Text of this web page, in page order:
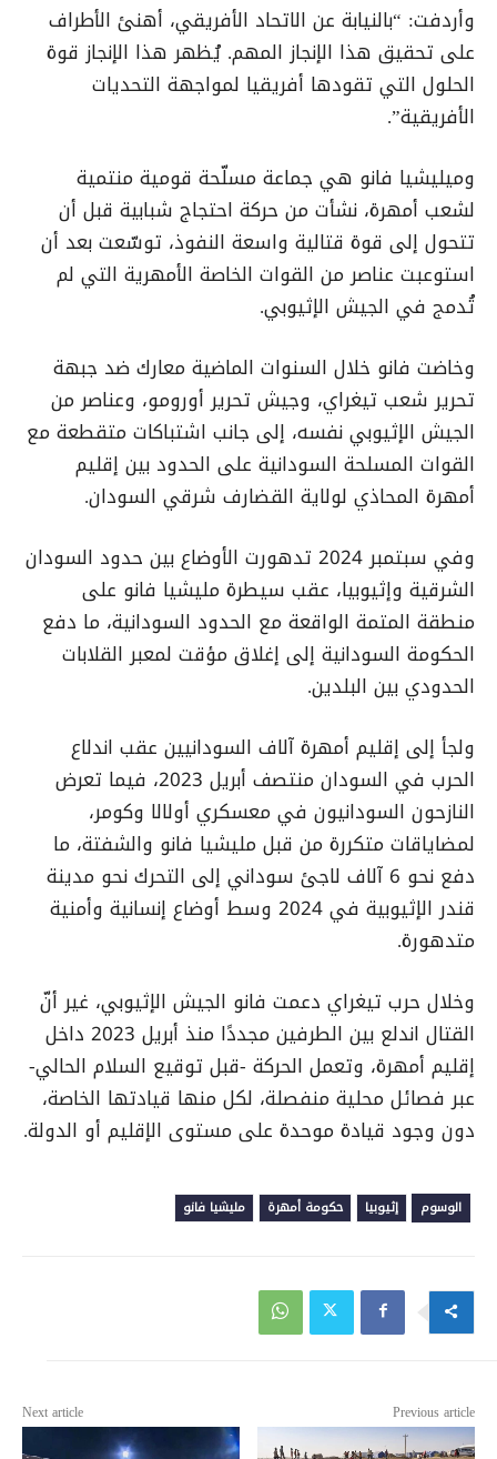
وأردفت: “بالنيابة عن الاتحاد الأفريقي، أهنئ الأطراف
على تحقيق هذا الإنجاز المهم. يُظهر هذا الإنجاز قوة
الحلول التي تقودها أفريقيا لمواجهة التحديات
الأفريقية”.
وميليشيا فانو هي جماعة مسلّحة قومية منتمية
لشعب أمهرة، نشأت من حركة احتجاج شبابية قبل أن
تتحول إلى قوة قتالية واسعة النفوذ، توسّعت بعد أن
استوعبت عناصر من القوات الخاصة الأمهرية التي لم
تُدمج في الجيش الإثيوبي.
وخاضت فانو خلال السنوات الماضية معارك ضد جبهة
تحرير شعب تيغراي، وجيش تحرير أورومو، وعناصر من
الجيش الإثيوبي نفسه، إلى جانب اشتباكات متقطعة مع
القوات المسلحة السودانية على الحدود بين إقليم
أمهرة المحاذي لولاية القضارف شرقي السودان.
وفي سبتمبر 2024 تدهورت الأوضاع بين حدود السودان
الشرقية وإثيوبيا، عقب سيطرة مليشيا فانو على
منطقة المتمة الواقعة مع الحدود السودانية، ما دفع
الحكومة السودانية إلى إغلاق مؤقت لمعبر القلابات
الحدودي بين البلدين.
ولجأ إلى إقليم أمهرة آلاف السودانيين عقب اندلاع
الحرب في السودان منتصف أبريل 2023، فيما تعرض
النازحون السودانيون في معسكري أولالا وكومر،
لمضاياقات متكررة من قبل مليشيا فانو والشفتة، ما
دفع نحو 6 آلاف لاجئ سوداني إلى التحرك نحو مدينة
قندر الإثيوبية في 2024 وسط أوضاع إنسانية وأمنية
متدهورة.
وخلال حرب تيغراي دعمت فانو الجيش الإثيوبي، غير أنّ
القتال اندلع بين الطرفين مجددًا منذ أبريل 2023 داخل
إقليم أمهرة، وتعمل الحركة -قبل توقيع السلام الحالي-
عبر فصائل محلية منفصلة، لكل منها قيادتها الخاصة،
دون وجود قيادة موحدة على مستوى الإقليم أو الدولة.
الوسوم إثيوبيا حكومة أمهرة مليشيا فانو
Previous article
Next article